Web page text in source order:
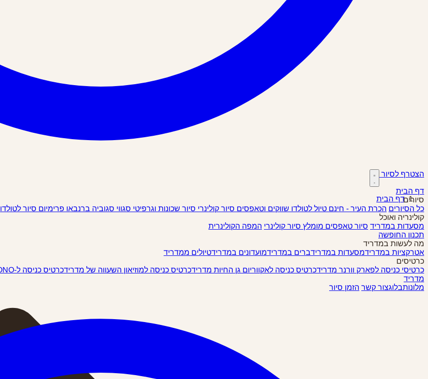
הצטרף לסיור
דף הבית
סיורים
כל הסיורים הכרת העיר - חינם טיול לטולדו שווקים וטאפסים סיור קולינרי סיור שכונות וגרפיטי סגווי סגוביה ברנבאו פרימיום סיור לטולדו
קולינריה ואוכל
מסעדות במדריד סיור טאפסים מומלץ סיור קולינרי המפה הקולינרית
תכנון החופשה
מה לעשות במדריד
אטרקציות במדרידמסעדות במדרידברים במדרידמועדונים במדרידטיולים ממדריד
כרטיסים
כרטיסי כניסה לפארק וורנר מדרידכרטיס כניסה לאקווריום גן החיות מדרידכרטיס כניסה למוזיאון השעווה של מדרידכרטיס כניסה ל-IKONO מדריד
מדריד
מלונותבלוגצור קשר הזמן סיור
דף הבית